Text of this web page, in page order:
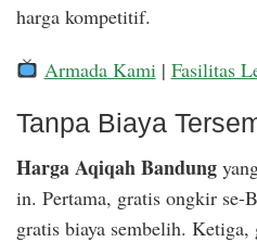
harga kompetitif.
Armada Kami | Fasilitas
Tanpa Biaya
Harga Aqiqah Bandung
in. Pertama, gratis ongkir se-
gratis biaya sembelih.